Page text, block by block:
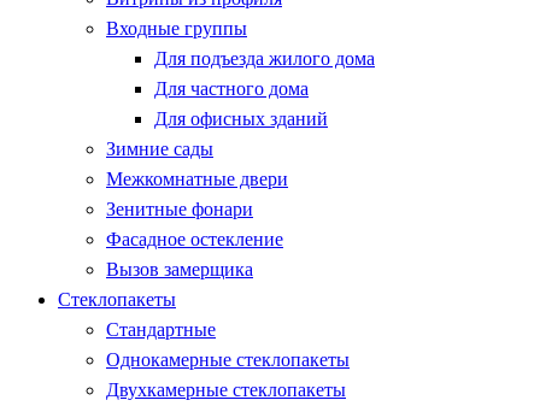
Входные группы
Для подъезда жилого дома
Для частного дома
Для офисных зданий
Зимние сады
Межкомнатные двери
Зенитные фонари
Фасадное остекление
Вызов замерщика
Стеклопакеты
Стандартные
Однокамерные стеклопакеты
Двухкамерные стеклопакеты